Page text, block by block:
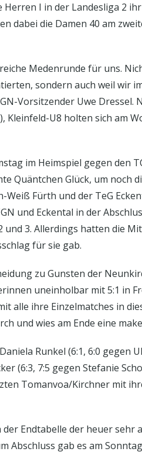
Herren I in der Landesliga 2
dabei die Damen 40 am
Medenrunde für uns.
sondern auch weil wir
Vorsitzender Uwe Dressel.
Kleinfeld-U8 holten sich am
im Heimspiel gegen den
Quäntchen Glück, um noch
Weiß Fürth und der TeG
und Eckental in der
3. Allerdings hatten die
für sie gab.
zu Gunsten der
uneinholbar mit 5:1 in
alle ihre Einzelmatches in
und wies am Ende eine
Runkel (6:1, 6:0 gegen
(6:3, 7:5 gegen Stefanie
Tomanvoa/Kirchner mit
Endtabelle der heuer sehr
Abschluss gab es am